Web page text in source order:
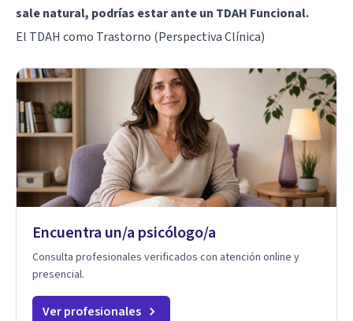
sale natural, podrías estar ante un TDAH Funcional.
El TDAH como Trastorno (Perspectiva Clínica)
Encuentra un/a psicólogo/a
Consulta profesionales verificados con atención online y
presencial.
Ver profesionales